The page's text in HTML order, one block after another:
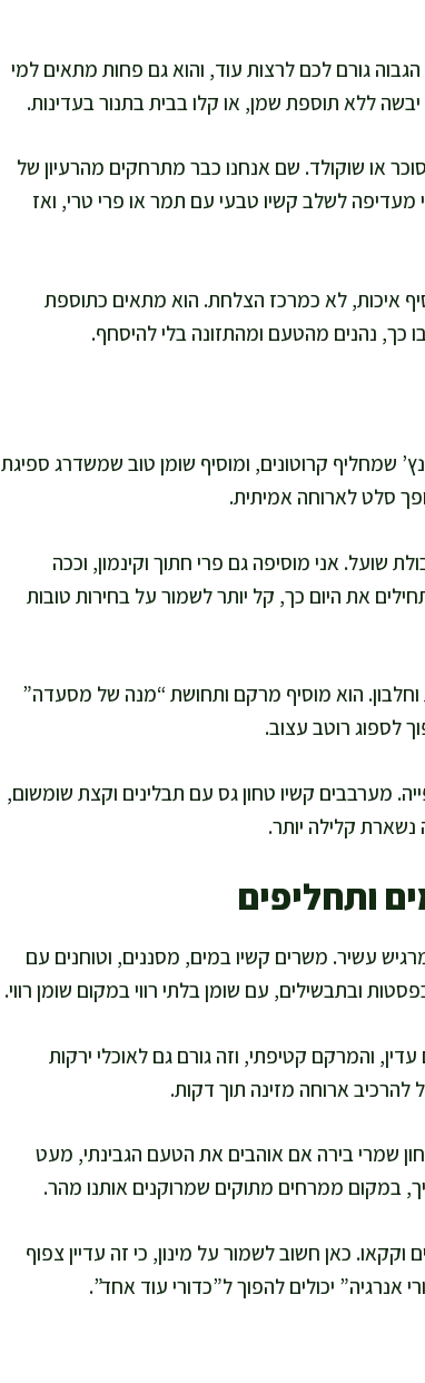
גורם לכם לרצות עוד, והוא גם פחות מתאים למי
ללא תוספת שמן, או קלו בבית בתנור בעדינות.
או שוקולד. שם אנחנו כבר מתרחקים מהרעיון של
לשלב קשיו טבעי עם תמר או פרי טרי, ואז
איכות, לא כמרכז הצלחת. הוא מתאים כתוספת
נהנים מהטעם ומהתזונה בלי להיסחף.
שמחליף קרוטונים, ומוסיף שומן טוב שמשדרג ספיגת
סלט לארוחה אמיתית.
שועל. אני מוסיפה גם פרי חתוך וקינמון, וככה
את היום כך, קל יותר לשמור על בחירות טובות
וחלבון. הוא מוסיף מרקם ותחושת “מנה של מסעדה”
לספוג רוטב עצוב.
מערבבים קשיו טחון גס עם תבלינים וקצת שומשום,
נשארת קלילה יותר.
ותחליפים
עשיר. משרים קשיו במים, מסננים, וטוחנים עם
ובתבשילים, עם שומן בלתי רווי במקום שומן רווי.
והמרקם קטיפתי, וזה גורם גם לאוכלי ירקות
ארוחה מזינה תוך דקות.
שמרי בירה אם אוהבים את הטעם הגבינתי, מעט
במקום ממרחים מתוקים שמרוקנים אותנו מהר.
כאן חשוב לשמור על מינון, כי זה עדיין צפוף
אנרגיה” יכולים להפוך ל”כדורי עוד אחד”.